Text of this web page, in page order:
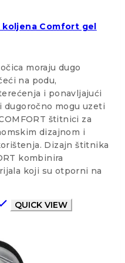
koljena Comfort gel
moraju dugo
na podu,
i ponavljajući
mogu uzeti
štitnici za
dizajnom i
Dizajn štitnika
kombinira
koji su otporni na
QUICK VIEW